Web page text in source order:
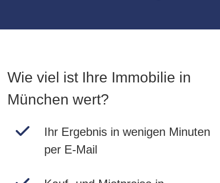
Wie viel ist Ihre Immobilie in
München wert?
Ihr Ergebnis in wenigen Minuten
per E-Mail